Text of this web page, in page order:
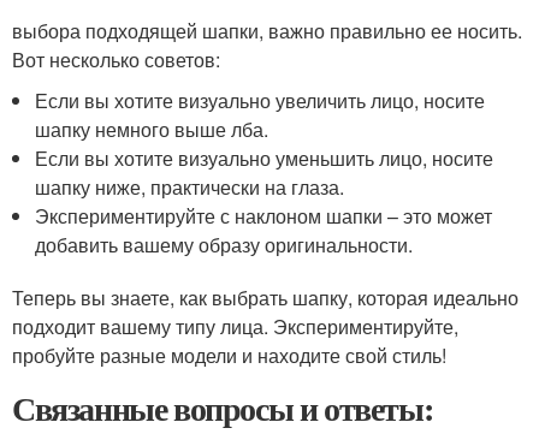
выбора подходящей шапки, важно правильно ее носить.
Вот несколько советов:
Если вы хотите визуально увеличить лицо, носите
шапку немного выше лба.
Если вы хотите визуально уменьшить лицо, носите
шапку ниже, практически на глаза.
Экспериментируйте с наклоном шапки – это может
добавить вашему образу оригинальности.
Теперь вы знаете, как выбрать шапку, которая идеально
подходит вашему типу лица. Экспериментируйте,
пробуйте разные модели и находите свой стиль!
Связанные вопросы и ответы: